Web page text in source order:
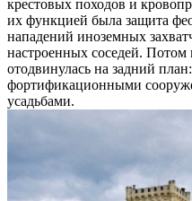
крестовых походов и
их функцией была защита
нападений иноземных
настроенных соседей. Потом
отодвинулась на задний
фортификационными
усадьбами.